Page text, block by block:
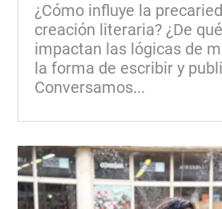
¿Cómo influye la
creación literaria? ¿De
impactan las lógicas de
la forma de escribir y
Conversamos...